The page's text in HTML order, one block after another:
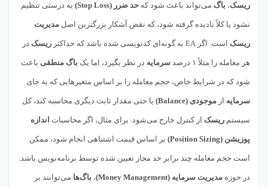
ریسک، باگ می‌تواند باعث شود که حد ضرر (Stop Loss) به درستی تنظیم
نشود یا کلاً نادیده گرفته شود، که نقض آشکار بزرگترین اصل مدیریت
ریسک است. اگر EA به گونه‌ای کدنویسی شده باشد که حداکثر ریسک در
هر معامله را مثلاً ۱ درصد سرمایه در نظر بگیرد، اما یک باگ منطقی باعث
شود که در شرایط خاص، حجم معامله را بر اساس متغیرهایی که به جای
سرمایه از موجودی (Balance) یا حتی مقدار ثابت دیگری محاسبه کند، کل
سیستم ریسک از کنترل خارج می‌شود. برای مثال، اگر محاسبات اندازه
پوزیشن (Position Sizing) بر اساس قیمت اشتباهی انجام شود، ممکن
است حجم معامله چند برابر حد مجاز تعیین شده توسط برنامه‌نویس باشد.
در حوزه مدیریت سرمایه (Money Management) ، باگ‌ها می‌توانند بر